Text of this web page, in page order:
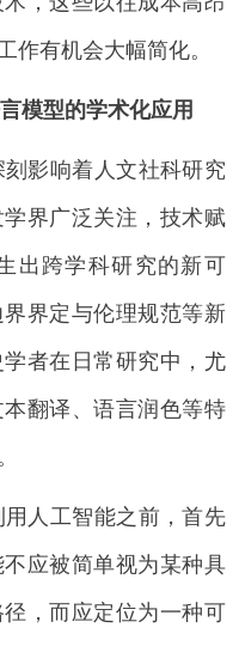
作有机会大幅简化。
模型的学术化应用
影响着人文社科研究
界广泛关注，技术赋
出跨学科研究的新可
界定与伦理规范等新
者在日常研究中，尤
翻译、语言润色等特
人工智能之前，首先
应被简单视为某种具
，而应定位为一种可